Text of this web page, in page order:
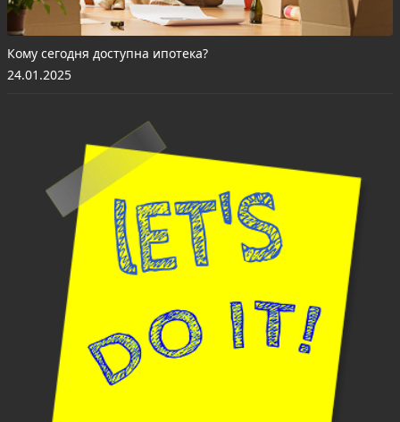
Кому сегодня доступна ипотека?
24.01.2025